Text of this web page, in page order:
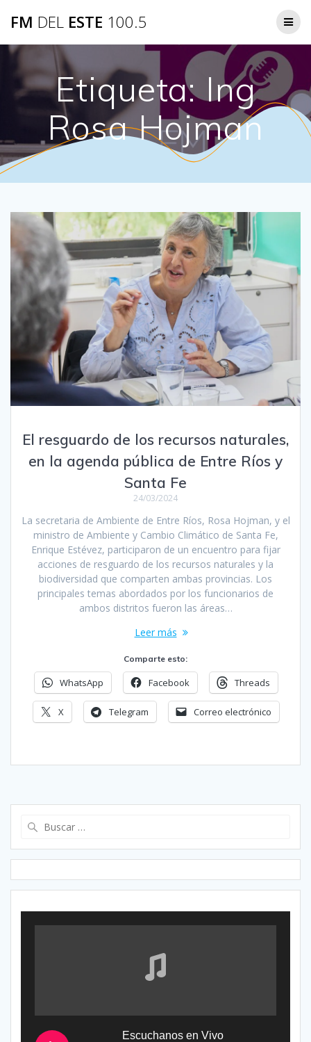
FM DEL ESTE 100.5
Etiqueta:Ing
Rosa Hojman
El resguardo de los recursos naturales,
en la agenda pública de Entre Ríos y
Santa Fe
24/03/2024
La secretaria de Ambiente de Entre Ríos, Rosa Hojman, y el
ministro de Ambiente y Cambio Climático de Santa Fe,
Enrique Estévez, participaron de un encuentro para fijar
acciones de resguardo de los recursos naturales y la
biodiversidad que comparten ambas provincias. Los
principales temas abordados por los funcionarios de
ambos distritos fueron las áreas…
Leer más
Comparte esto:
WhatsApp Facebook Threads
X Telegram Correo electrónico
Escuchanos en Vivo